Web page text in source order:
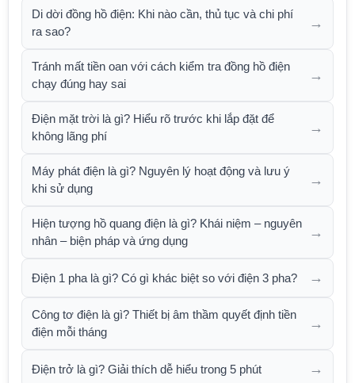
Di dời đồng hồ điện: Khi nào cần, thủ tục và chi phí
ra sao?
→
Tránh mất tiền oan với cách kiểm tra đồng hồ điện
chạy đúng hay sai
→
Điện mặt trời là gì? Hiểu rõ trước khi lắp đặt để
không lãng phí
→
Máy phát điện là gì? Nguyên lý hoạt động và lưu ý
khi sử dụng
→
Hiện tượng hồ quang điện là gì? Khái niệm – nguyên
nhân – biện pháp và ứng dụng
→
Điện 1 pha là gì? Có gì khác biệt so với điện 3 pha? →
Công tơ điện là gì? Thiết bị âm thầm quyết định tiền
điện mỗi tháng
→
Điện trở là gì? Giải thích dễ hiểu trong 5 phút →